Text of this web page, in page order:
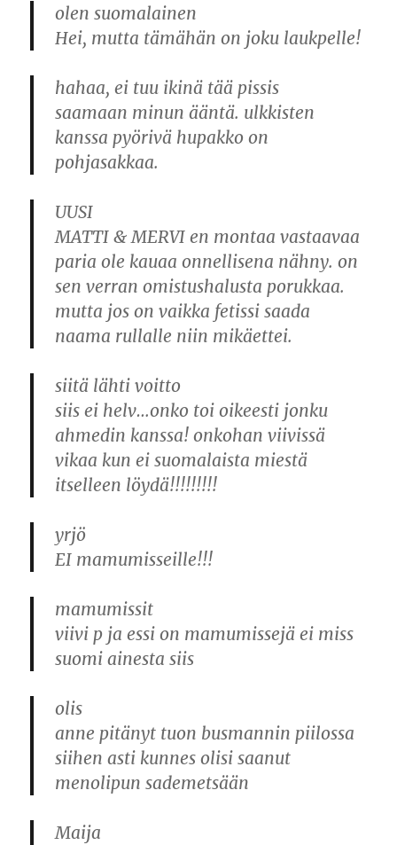
olen suomalainen
Hei, mutta tämähän on joku laukpelle!
hahaa, ei tuu ikinä tää pissis
saamaan minun ääntä. ulkkisten
kanssa pyörivä hupakko on
pohjasakkaa.
UUSI
MATTI & MERVI en montaa vastaavaa
paria ole kauaa onnellisena nähny. on
sen verran omistushalusta porukkaa.
mutta jos on vaikka fetissi saada
naama rullalle niin mikäettei.
siitä lähti voitto
siis ei helv…onko toi oikeesti jonku
ahmedin kanssa! onkohan viivissä
vikaa kun ei suomalaista miestä
itselleen löydä!!!!!!!!!
yrjö
EI mamumisseille!!!
mamumissit
viivi p ja essi on mamumissejä ei miss
suomi ainesta siis
olis
anne pitänyt tuon busmannin piilossa
siihen asti kunnes olisi saanut
menolipun sademetsään
Maija